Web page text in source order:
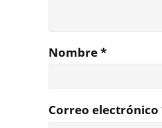
Nombre*
Correo electrónico